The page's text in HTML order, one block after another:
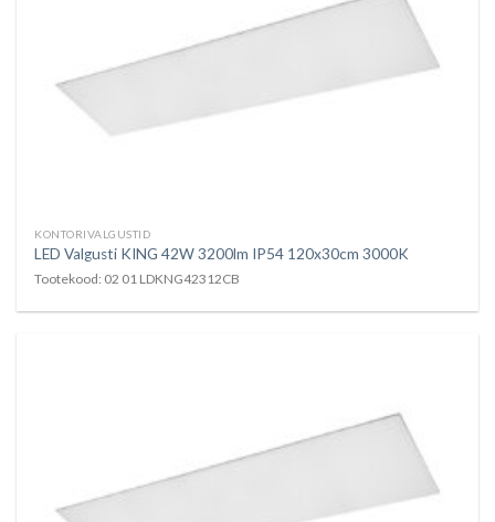
KONTORIVALGUSTID
LED Valgusti KING 42W 3200lm IP54 120x30cm 3000K
Tootekood: 02 01 LDKNG42312CB